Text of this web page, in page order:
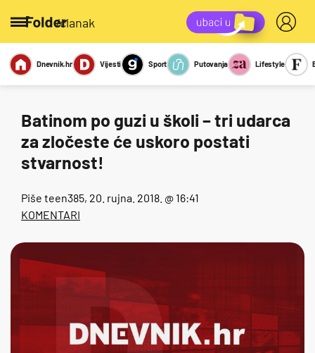
/članak
Miks Kviz
Report
Dnevnik.hr Vijesti Sport Putovanja Lifestyle
Batinom po guzi u školi – tri udarca
za zločeste će uskoro postati
stvarnost!
Piše teen385, 20. rujna. 2018. @ 16:41
KOMENTARI